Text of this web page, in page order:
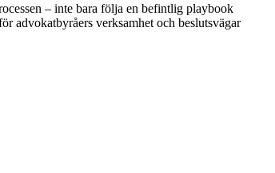
– inte bara följa en befintlig playbook
advokatbyråers verksamhet och beslutsvägar